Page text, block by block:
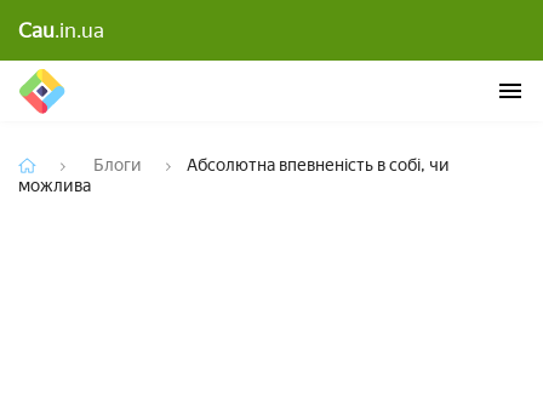
Cau.in.ua
Блоги
Абсолютна впевненість в собі, чи
можлива